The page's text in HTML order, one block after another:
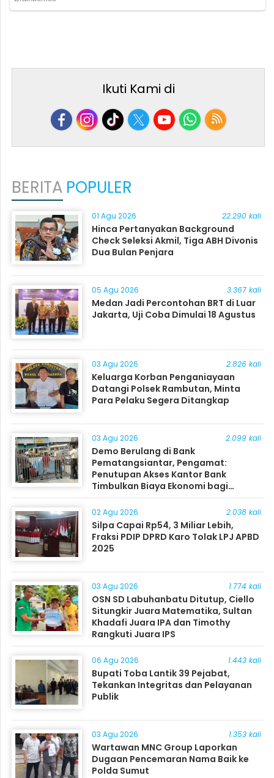
Ikuti Kami di
BERITA POPULER
01 Agu 2026 22.290 kali
Hinca Pertanyakan Background
Check Seleksi Akmil, Tiga ABH Divonis
Dua Bulan Penjara
05 Agu 2026 3.367 kali
Medan Jadi Percontohan BRT di Luar
Jakarta, Uji Coba Dimulai 18 Agustus
03 Agu 2026 2.826 kali
Keluarga Korban Penganiayaan
Datangi Polsek Rambutan, Minta
Para Pelaku Segera Ditangkap
03 Agu 2026 2.099 kali
Demo Berulang di Bank
Pematangsiantar, Pengamat:
Penutupan Akses Kantor Bank
Timbulkan Biaya Ekonomi bagi
Masyarakat
02 Agu 2026 2.038 kali
Silpa Capai Rp54, 3 Miliar Lebih,
Fraksi PDIP DPRD Karo Tolak LPJ APBD
2025
03 Agu 2026 1.774 kali
OSN SD Labuhanbatu Ditutup, Ciello
Situngkir Juara Matematika, Sultan
Khadafi Juara IPA dan Timothy
Rangkuti Juara IPS
06 Agu 2026 1.443 kali
Bupati Toba Lantik 39 Pejabat,
Tekankan Integritas dan Pelayanan
Publik
03 Agu 2026 1.353 kali
Wartawan MNC Group Laporkan
Dugaan Pencemaran Nama Baik ke
Polda Sumut